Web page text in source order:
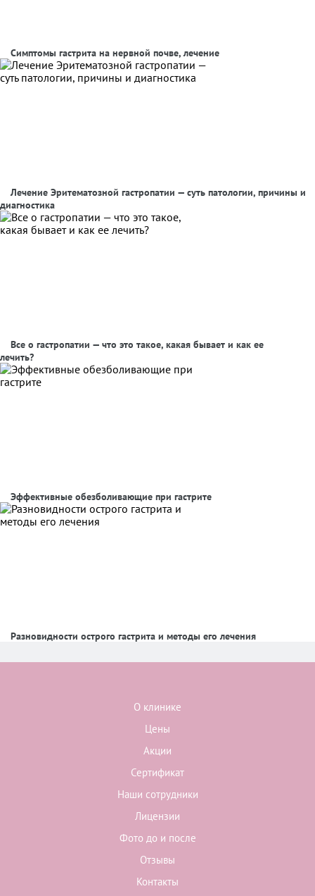
Симптомы гастрита на нервной почве, лечение
Лечение Эритематозной гастропатии — суть патологии, причины и
диагностика
Все о гастропатии — что это такое, какая бывает и как ее
лечить?
Эффективные обезболивающие при гастрите
Разновидности острого гастрита и методы его лечения
О клинике
Цены
Акции
Сертификат
Наши сотрудники
Лицензии
Фото до и после
Отзывы
Контакты